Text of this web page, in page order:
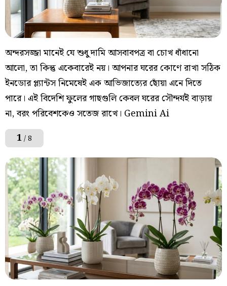
অন্দরসজ্জা মানেই যে শুধু দামি আসবাবপত্র বা চোখ ধাঁধানো
আলো, তা কিন্তু একেবারেই নয়। আপনার ঘরের কোণে রাখা সঠিক
ইনডোর প্ল্যান্টস নিমেষেই এক আভিজাত্যের ছোঁয়া এনে দিতে
পারে। এই বিদেশি ফুলের গাছগুলি কেবল ঘরের সৌন্দর্যই বাড়ায়
না, বরং পরিবেশকেও সতেজ রাখে। Gemini Ai
1/ 8